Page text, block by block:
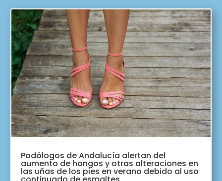
Podólogos de Andalucía alertan del
aumento de hongos y otras alteraciones en
las uñas de los pies en verano debido al uso